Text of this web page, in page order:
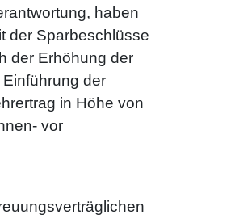
haben
der Sparbeschlüsse
der Erhöhung der
der
in Höhe von
vor